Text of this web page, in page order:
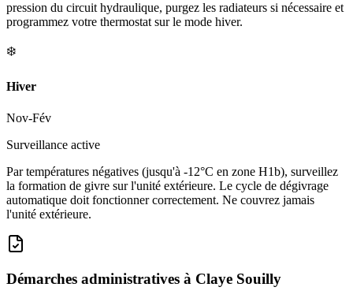
pression du circuit hydraulique, purgez les radiateurs si nécessaire et
programmez votre thermostat sur le mode hiver.
❄️
Hiver
Nov-Fév
Surveillance active
Par températures négatives (jusqu'à -12°C en zone H1b), surveillez
la formation de givre sur l'unité extérieure. Le cycle de dégivrage
automatique doit fonctionner correctement. Ne couvrez jamais
l'unité extérieure.
Démarches administratives à Claye Souilly